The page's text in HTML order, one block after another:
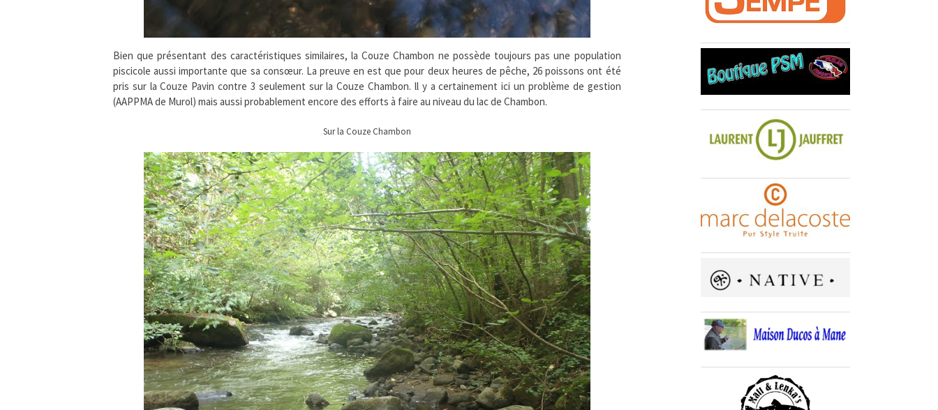
Bien que présentant des caractéristiques similaires, la Couze Chambon ne possède toujours pas une population
piscicole aussi importante que sa consœur. La preuve en est que pour deux heures de pêche, 26 poissons ont été
pris sur la Couze Pavin contre 3 seulement sur la Couze Chambon. ll y a certainement ici un problème de gestion
(AAPPMA de Murol) mais aussi probablement encore des efforts à faire au niveau du lac de Chambon.
Sur la Couze Chambon